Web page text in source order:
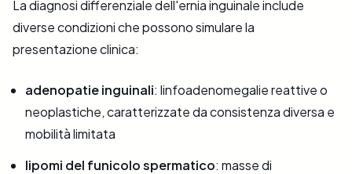
La diagnosi differenziale dell'ernia inguinale include
diverse condizioni che possono simulare la
presentazione clinica:
adenopatie inguinali: linfoadenomegalie reattive o
neoplastiche, caratterizzate da consistenza diversa e
mobilità limitata
lipomi del funicolo spermatico: masse di